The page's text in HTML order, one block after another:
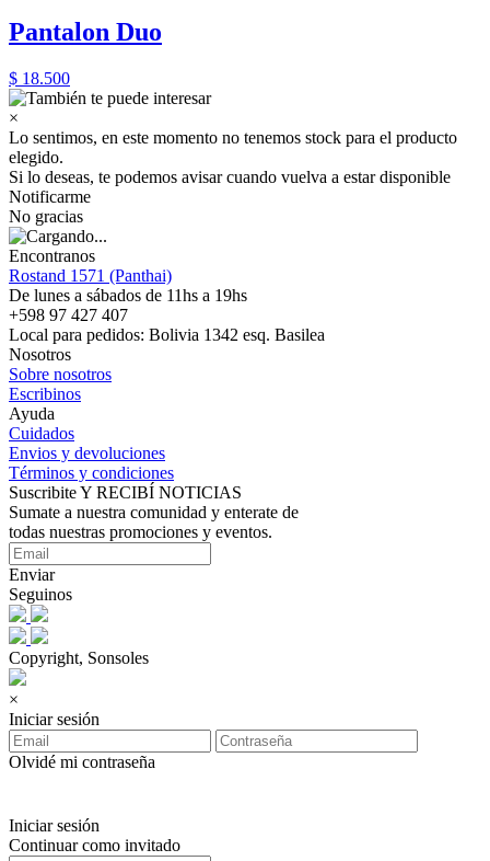
Pantalon Duo
$ 18.500
×
Lo sentimos, en este momento no tenemos stock para el producto
elegido.
Si lo deseas, te podemos avisar cuando vuelva a estar disponible
Notificarme
No gracias
Encontranos
Rostand 1571 (Panthai)
De lunes a sábados de 11hs a 19hs
+598 97 427 407
Local para pedidos: Bolivia 1342 esq. Basilea
Nosotros
Sobre nosotros
Escribinos
Ayuda
Cuidados
Envios y devoluciones
Términos y condiciones
Suscribite Y RECIBÍ NOTICIAS
Sumate a nuestra comunidad y enterate de
todas nuestras promociones y eventos.
Enviar
Seguinos
Copyright, Sonsoles
×
Iniciar sesión
Olvidé mi contraseña
Iniciar sesión
Continuar como invitado